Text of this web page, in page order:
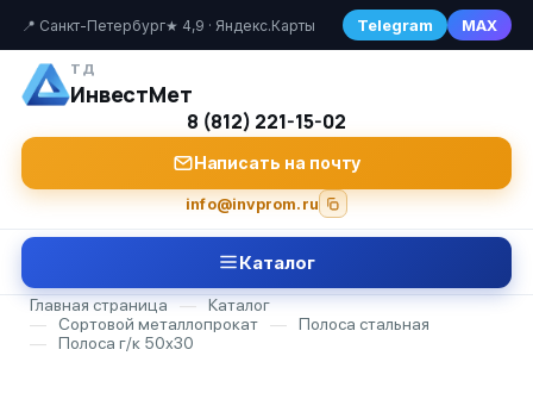
📍 Санкт-Петербург★ 4,9 · Яндекс.Карты Telegram MAX
ТД
ИнвестМет
8 (812) 221-15-02
Написать на почту
info@invprom.ru
Каталог
Главная страница —
Каталог
—
Сортовой металлопрокат —
Полоса стальная
—
Полоса г/к 50х30